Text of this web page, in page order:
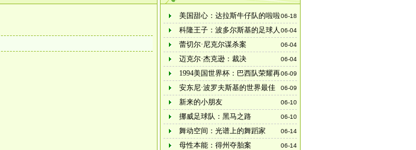
06-18
美国甜心：达拉斯牛仔队的啦啦
队长 三季全
06-04
科隆王子：波多尔斯基的足球人
生
06-04
蕾切尔·尼克尔谋杀案
06-04
迈克尔·杰克逊：裁决
06-09
1994美国世界杯：巴西队荣耀再
临
06-09
安东尼·波罗夫斯基的世界最佳
之旅
06-10
新来的小朋友
06-10
挪威足球队：黑马之路
06-14
舞动空间：光谱上的舞蹈家
06-14
母性本能：得州夺胎案